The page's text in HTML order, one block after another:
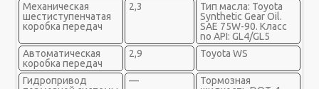
Механическая
шестиступенчатая
коробка передач
2,3
Тип масла: Toyota
Synthetic Gear Oil.
SAE 75W-90. Класс
no API: GL4/GL5
Автоматическая
коробка передач
2,9 Toyota WS
Гидропривод
—
Тормозная